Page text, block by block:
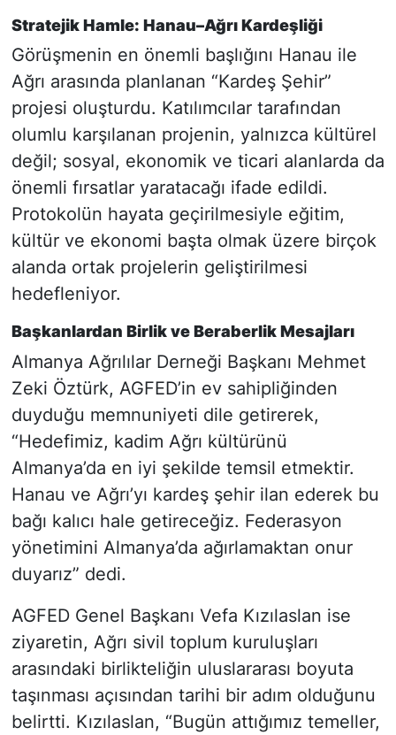
Stratejik Hamle: Hanau–Ağrı Kardeşliği
Görüşmenin en önemli başlığını Hanau ile
Ağrı arasında planlanan “Kardeş Şehir”
projesi oluşturdu. Katılımcılar tarafından
olumlu karşılanan projenin, yalnızca kültürel
değil; sosyal, ekonomik ve ticari alanlarda da
önemli fırsatlar yaratacağı ifade edildi.
Protokolün hayata geçirilmesiyle eğitim,
kültür ve ekonomi başta olmak üzere birçok
alanda ortak projelerin geliştirilmesi
hedefleniyor.
Başkanlardan Birlik ve Beraberlik Mesajları
Almanya Ağrılılar Derneği Başkanı Mehmet
Zeki Öztürk, AGFED’in ev sahipliğinden
duyduğu memnuniyeti dile getirerek,
“Hedefimiz, kadim Ağrı kültürünü
Almanya’da en iyi şekilde temsil etmektir.
Hanau ve Ağrı’yı kardeş şehir ilan ederek bu
bağı kalıcı hale getireceğiz. Federasyon
yönetimini Almanya’da ağırlamaktan onur
duyarız” dedi.
AGFED Genel Başkanı Vefa Kızılaslan ise
ziyaretin, Ağrı sivil toplum kuruluşları
arasındaki birlikteliğin uluslararası boyuta
taşınması açısından tarihi bir adım olduğunu
belirtti. Kızılaslan, “Bugün attığımız temeller,